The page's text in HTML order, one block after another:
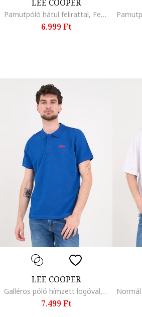
LEE COOPER
Pamutpóló hátul felirattal, Fehér
6.999 Ft
LEE COOPER
Galléros póló hímzett logóval, Királykék
7.499 Ft